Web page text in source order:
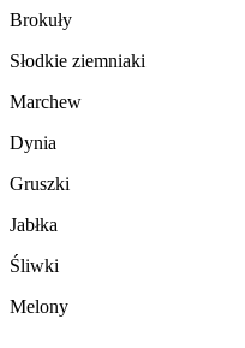
Brokuły
Słodkie ziemniaki
Marchew
Dynia
Gruszki
Jabłka
Śliwki
Melony